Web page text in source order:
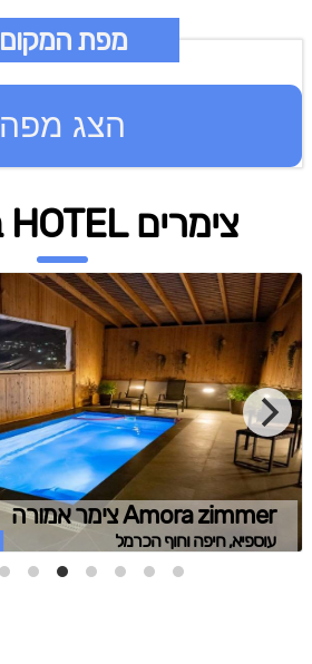
מפת המקום
הצג מפה
צימרים HOTEL בסביבה
Amora zimmer צימר אמורה
עוספיא, חיפה וחוף הכרמל